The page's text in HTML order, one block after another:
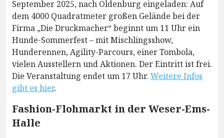
September 2025, nach Oldenburg eingeladen: Auf
dem 4000 Quadratmeter großen Gelände bei der
Firma „Die Druckmacher“ beginnt um 11 Uhr ein
Hunde-Sommerfest – mit Mischlingsshow,
Hunderennen, Agility-Parcours, einer Tombola,
vielen Ausstellern und Aktionen. Der Eintritt ist frei.
Die Veranstaltung endet um 17 Uhr. Weitere Infos
gibt es hier.
Fashion-Flohmarkt in der Weser-Ems-
Halle